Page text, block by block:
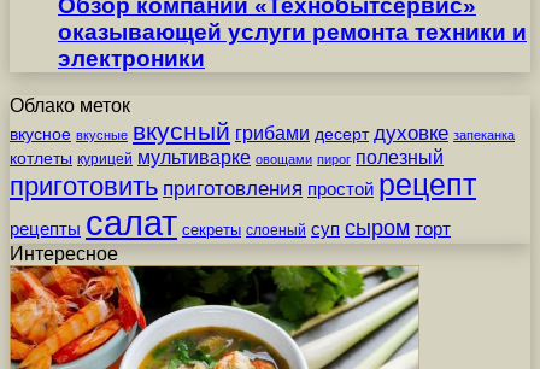
Обзор компании «Технобытсервис»
оказывающей услуги ремонта техники и
электроники
Облако меток
вкусное вкусные вкусный грибами десерт духовке запеканка
котлеты курицей мультиварке овощами пирог полезный
приготовить приготовления простой рецепт
рецепты салат секреты слоеный суп сыром торт
Интересное